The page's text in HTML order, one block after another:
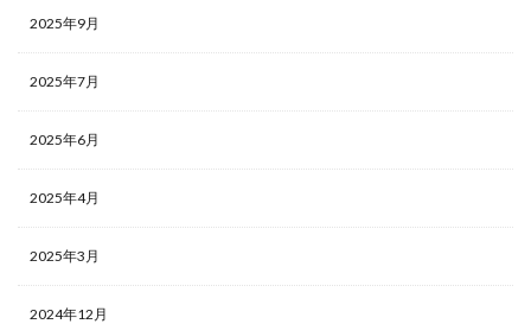
2025年9月
2025年7月
2025年6月
2025年4月
2025年3月
2024年12月